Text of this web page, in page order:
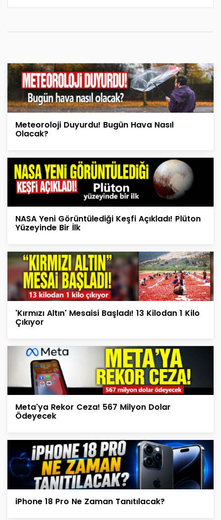
Meteoroloji Duyurdu! Bugün Hava Nasıl
Olacak?
NASA Yeni Görüntülediği Keşfi Açıkladı! Plüton
Yüzeyinde Bir İlk
'Kırmızı Altın' Mesaisi Başladı! 13 Kilodan 1 Kilo
Çıkıyor
Meta'ya Rekor Ceza! 567 Milyon Dolar
Ödeyecek
iPhone 18 Pro Ne Zaman Tanıtılacak?